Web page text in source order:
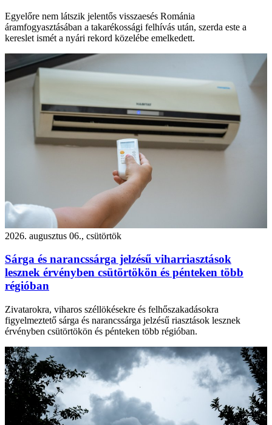
Egyelőre nem látszik jelentős visszaesés Románia
áramfogyasztásában a takarékossági felhívás után, szerda este a
kereslet ismét a nyári rekord közelébe emelkedett.
2026. augusztus 06., csütörtök
Sárga és narancssárga jelzésű viharriasztások
lesznek érvényben csütörtökön és pénteken több
régióban
Zivatarokra, viharos széllökésekre és felhőszakadásokra
figyelmeztető sárga és narancssárga jelzésű riasztások lesznek
érvényben csütörtökön és pénteken több régióban.